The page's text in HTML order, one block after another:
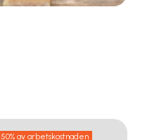
50% av arbetskostnaden